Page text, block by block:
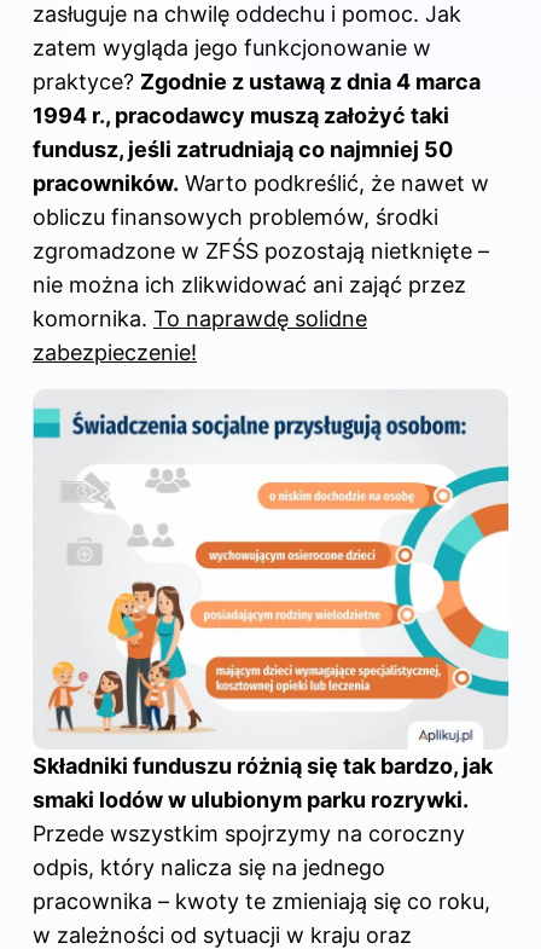
zasługuje na chwilę oddechu i pomoc. Jak
zatem wygląda jego funkcjonowanie w
praktyce? Zgodnie z ustawą z dnia 4 marca
1994 r., pracodawcy muszą założyć taki
fundusz, jeśli zatrudniają co najmniej 50
pracowników. Warto podkreślić, że nawet w
obliczu finansowych problemów, środki
zgromadzone w ZFŚS pozostają nietknięte –
nie można ich zlikwidować ani zająć przez
komornika. To naprawdę solidne
zabezpieczenie!
Składniki funduszu różnią się tak bardzo, jak
smaki lodów w ulubionym parku rozrywki.
Przede wszystkim spojrzymy na coroczny
odpis, który nalicza się na jednego
pracownika – kwoty te zmieniają się co roku,
w zależności od sytuacji w kraju oraz